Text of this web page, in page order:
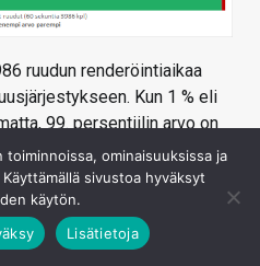
ruudun renderöintiaikaa
Kun 1 % eli
99. persentiilin arvo on
ruudun renderöintiin
Tästä saadaan
kaavalla 1000/aika eli
ominaisuuksissa ja
sivustoa hyväksyt
käytön.
Lisätietoja